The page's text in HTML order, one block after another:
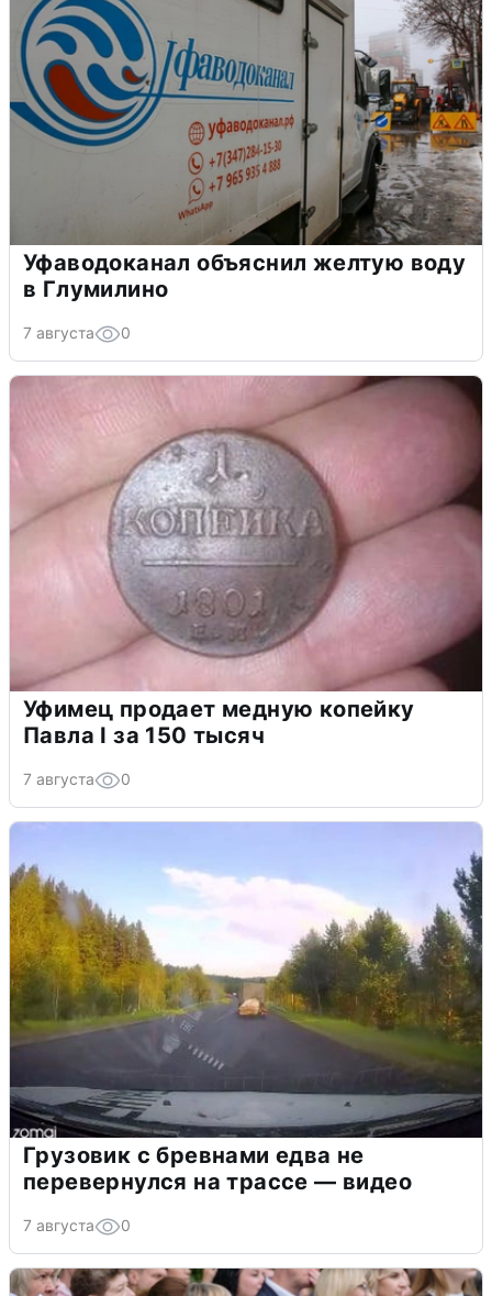
Уфаводоканал объяснил желтую воду
в Глумилино
7 августа 0
Уфимец продает медную копейку
Павла I за 150 тысяч
7 августа 0
Грузовик с бревнами едва не
перевернулся на трассе — видео
7 августа 0